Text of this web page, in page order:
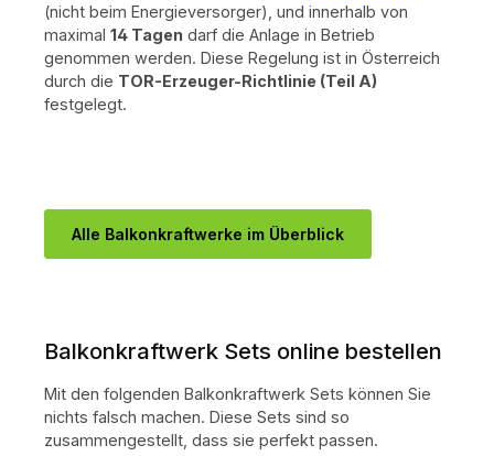
(nicht beim Energieversorger), und innerhalb von
maximal 14 Tagen darf die Anlage in Betrieb
genommen werden. Diese Regelung ist in Österreich
durch die TOR-Erzeuger-Richtlinie (Teil A)
festgelegt.
Alle Balkonkraftwerke im Überblick
Balkonkraftwerk Sets online bestellen
Mit den folgenden Balkonkraftwerk Sets können Sie
nichts falsch machen. Diese Sets sind so
zusammengestellt, dass sie perfekt passen.